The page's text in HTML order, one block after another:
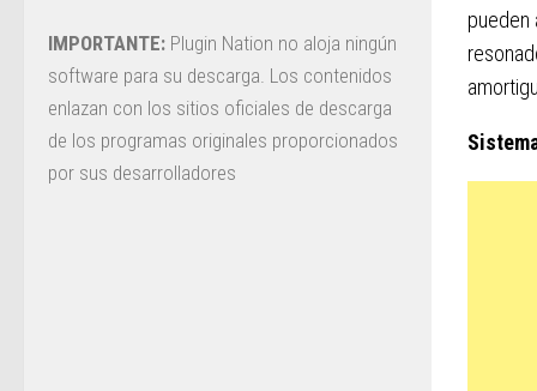
pueden
IMPORTANTE: Plugin Nation no aloja ningún
software para su descarga. Los contenidos
enlazan con los sitios oficiales de descarga
de los programas originales proporcionados
por sus desarrolladores